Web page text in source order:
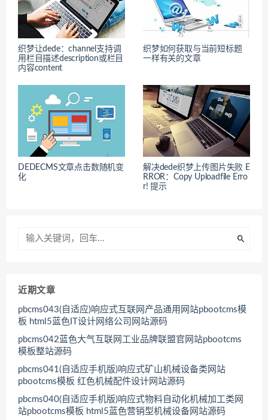
织梦让dede：channel支持调
用栏目描述description或栏目
内容content
织梦如何获取与当前短标题
一样有关的文章
DEDECMS文章点击数随机变
化
解决dede织梦上传图片失败 E
RROR：Copy Uploadfile Erro
r! 提示
近期文章
pbcms043(自适应)响应式互联网产品通用网站pbootcms模
板 html5蓝色IT设计网络公司网站源码
pbcms042蓝色大气互联网工业品牌联盟官网站pbootcms
模板整站源码
pbcms041(自适应手机版)响应式矿山机械设备类网站
pbootcms模板 红色机械配件设计网站源码
pbcms040(自适应手机版)响应式物料自动化机械加工类网
站pbootcms模板 html5蓝色营销型机械设备网站源码